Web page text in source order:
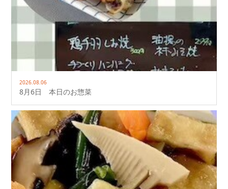
2026.08.06
8月6日 本日のお惣菜